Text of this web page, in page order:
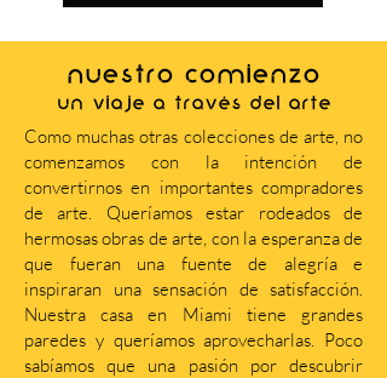
NUESTRO COMIENZO
Un viaje a través del arte
Como muchas otras colecciones de arte, no
comenzamos con la intención de
convertirnos en importantes compradores
de arte. Queríamos estar rodeados de
hermosas obras de arte, con la esperanza de
que fueran una fuente de alegría e
inspiraran una sensación de satisfacción.
Nuestra casa en Miami tiene grandes
paredes y queríamos aprovecharlas. Poco
sabíamos que una pasión por descubrir